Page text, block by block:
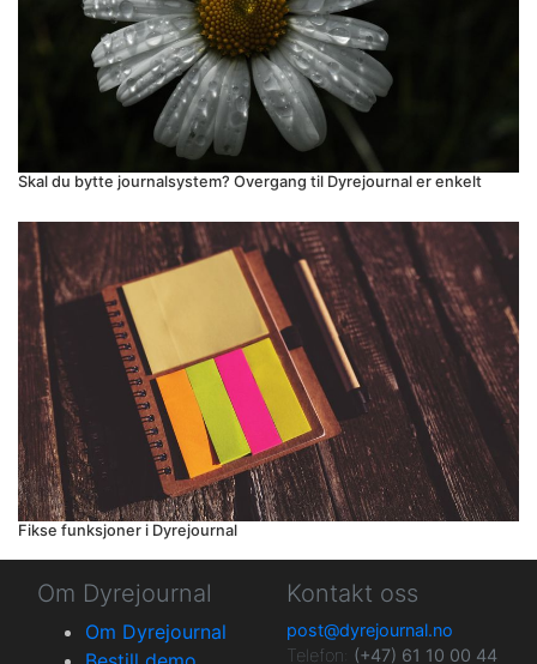
Skal du bytte journalsystem? Overgang til Dyrejournal er enkelt
Fikse funksjoner i Dyrejournal
Om Dyrejournal
Om Dyrejournal
Kontakt oss
post@dyrejournal.no
Telefon: (+47) 61 10 00 44